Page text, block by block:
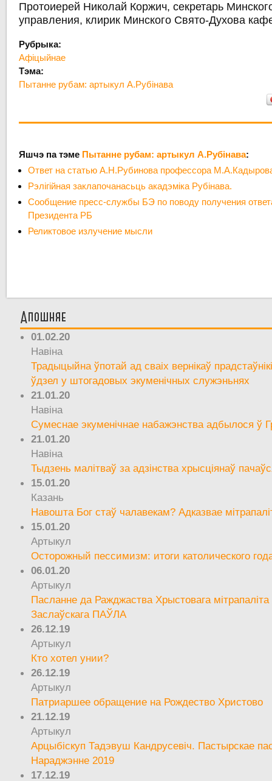
Протоиерей Николай Коржич, секретарь
управления, клирик Минского Свято-Духова
Рубрыка:
Афіцыйнае
Тэма:
Пытанне рубам: артыкул А.Рубінава
Яшчэ па тэме Пытанне рубам: артыкул А.Рубінава:
Ответ на статью А.Н.Рубинова профессора
Рэлігійная заклапочанасьць акадэміка Рубінава.
Сообщение пресс-службы БЭ по поводу получения
Президента РБ
Реликтовое излучение мысли
Апошняе
01.02.20
Навіна
Традыцыйна ўпотай ад сваіх вернікаў
ўдзел у штогадовых экуменічных служэньнях
21.01.20
Навіна
Сумеснае экуменічнае набажэнства адбылося ў
21.01.20
Навіна
Тыдзень малітваў за адзінства хрысціянаў
15.01.20
Казань
Навошта Бог стаў чалавекам? Адказвае
15.01.20
Артыкул
Осторожный пессимизм: итоги католического
06.01.20
Артыкул
Пасланне да Ражджаства Хрыстовага мітрапаліта
Заслаўскага ПАЎЛА
26.12.19
Артыкул
Кто хотел унии?
26.12.19
Артыкул
Патриаршее обращение на Рождество Христово
21.12.19
Артыкул
Арцыбіскуп Тадэвуш Кандрусевіч. Пастырскае
Нараджэнне 2019
17.12.19